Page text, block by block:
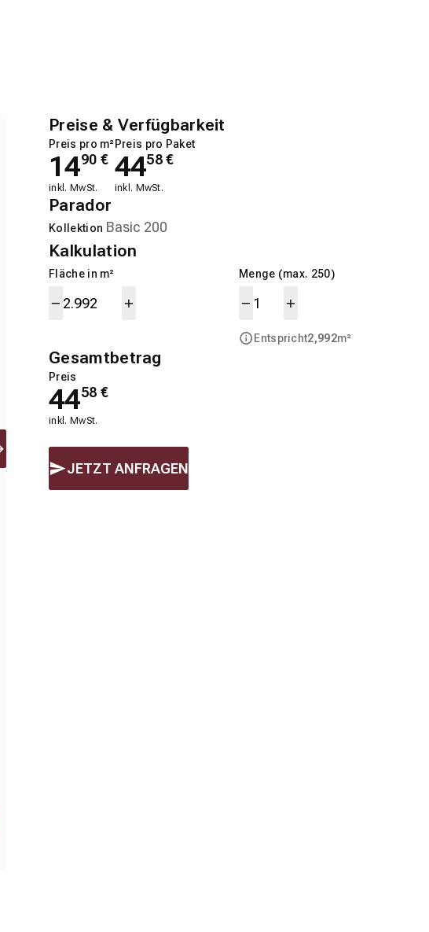
Preise & Verfügbarkeit
Preis pro m²
1490 €
inkl. MwSt.
Preis pro Paket
4458€
inkl. MwSt.
Parador
Kollektion
Kalkulation
Fläche in m² Menge (max. 250)
Entspricht2,992m²
Gesamtbetrag
Preis
4458 €
inkl. MwSt.
JETZT ANFRAGEN